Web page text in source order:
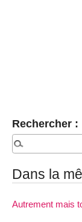
Rechercher :
Dans la
Autrement mais